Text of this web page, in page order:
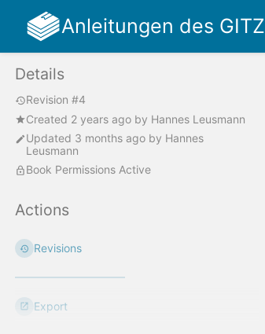
Anleitungen des GITZ
Details
Revision #4
Created 2 years ago by Hannes Leusmann
Updated 3 months ago by Hannes
Leusmann
Book Permissions Active
Actions
Revisions
Export